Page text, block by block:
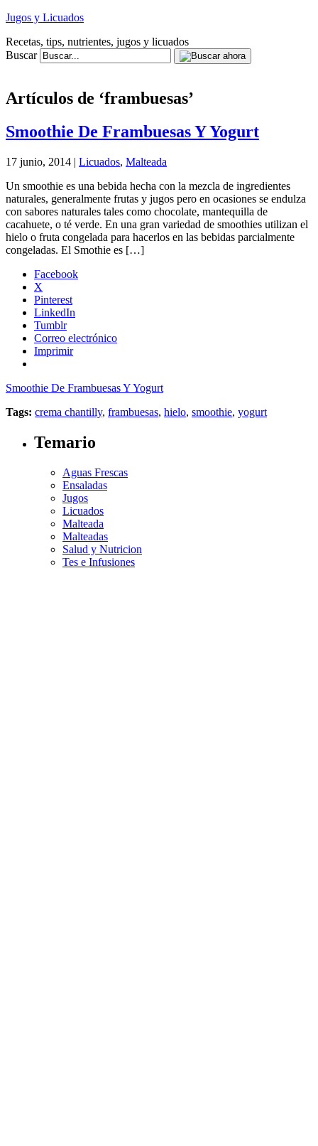
Jugos y Licuados
Recetas, tips, nutrientes, jugos y licuados
Buscar
Artículos de ‘frambuesas’
Smoothie De Frambuesas Y Yogurt
17 junio, 2014 | Licuados, Malteada
Un smoothie es una bebida hecha con la mezcla de ingredientes
naturales, generalmente frutas y jugos pero en ocasiones se endulza
con sabores naturales tales como chocolate, mantequilla de
cacahuete, o té verde. En una gran variedad de smoothies utilizan el
hielo o fruta congelada para hacerlos en las bebidas parcialmente
congeladas. El Smothie es […]
Facebook
X
Pinterest
LinkedIn
Tumblr
Correo electrónico
Imprimir
Smoothie De Frambuesas Y Yogurt
Tags: crema chantilly, frambuesas, hielo, smoothie, yogurt
Temario
Aguas Frescas
Ensaladas
Jugos
Licuados
Malteada
Malteadas
Salud y Nutricion
Tes e Infusiones